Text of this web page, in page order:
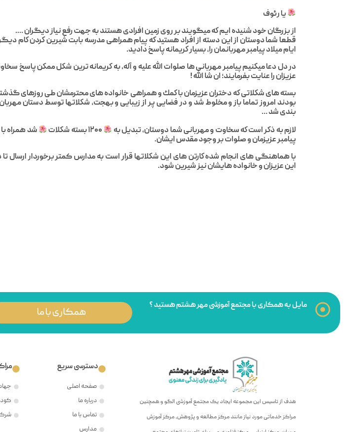
يا رئوف
از بزرگان خود شنيده ايم كه ميگويند بر روى زمين افرادى هستند به جهت رفع نياز ديگران ….
قطعا شما دوستان از اين دسته از افراد هستيد كه پيام همراهى مدرسه بابت شيرين كردن كام
ايام ميلاد پيامبر مهربانمان را، بسيار كريمانه پاسخ داديد.
در دل دعا ميكنيم پيامبر مهربانى ها صلوات الله عليه و آله، به كريمانه ترين شكل ممكن پاسخ
عزيزان را عنايت بفرمايند؛ ان شا الله !
بسته هاى شكلاتى كه دختران عزيزمان با كمك و همراهى خانواده هاى محترمشان طى روزهاى
بودند امروز تماما باز و مخلوط شد و در فضايى پر از زيبايى و بهجت، شكلاتها توسط دستان
بندى شد …
لازم به ذكر است كه سخاوت و مهربانى شما دوستان، تبديل به
شد همراه
پيامبر عزيزمان و صلوات بر وجود مقدس ايشان.
با هماهنگى هاى انجام شده كارتن هاى اين شكلاتها قرار است به مدارس کمتر برخوردار ارسال تا
اين عزيزان و خانواده هايشان نيز شيرين شود.
مایل به همکاری با مجتمع آموزشی مهر هشتم هستید ؟
همکاری با ما
هدف از تاسیس این مجموعه ایجاد یک مجتمع آموزشی الگو و همچنین
مراکز خدماتی مورد نیاز مانند مرکز مطالعه و پژوهش، مرکز آموزش
دسترسی سریع
صفحه اصلی
درباره ما
تماس با ما
مدارس